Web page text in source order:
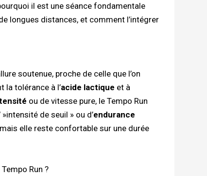
il est une séance fondamentale
longues distances, et comment l’intégrer
soutenue, proche de celle que l’on
la tolérance à l’acide lactique et à
ou de vitesse pure, le Tempo Run
de seuil » ou d’endurance
mais elle reste confortable sur une durée
Run ?